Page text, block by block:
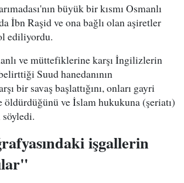
büyük bir kısmı Osmanlı
İbn Raşid ve ona bağlı olan aşiretler
ediliyordu.
ve müttefiklerine karşı İngilizlerin
belirttiği Suud hanedanının
bir savaş başlattığını, onları gayri
ve İslam hukukuna (şeriatı)
işgallerin